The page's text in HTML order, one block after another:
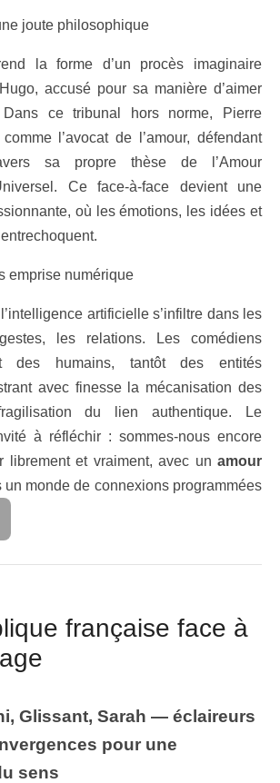
joute philosophique
la forme d’un procès imaginaire
accusé pour sa manière d’aimer
ce tribunal hors norme, Pierre
l’avocat de l’amour, défendant
sa propre thèse de l’Amour
Ce face-à-face devient une
où les émotions, les idées et
emprise numérique
artificielle s’infiltre dans les
les relations. Les comédiens
des humains, tantôt des entités
avec finesse la mécanisation des
du lien authentique. Le
à réfléchir : sommes-nous encore
librement et vraiment, avec un amour
un monde de connexions programmées
française face à
Glissant, Sarah — éclaireurs
pour une
sens